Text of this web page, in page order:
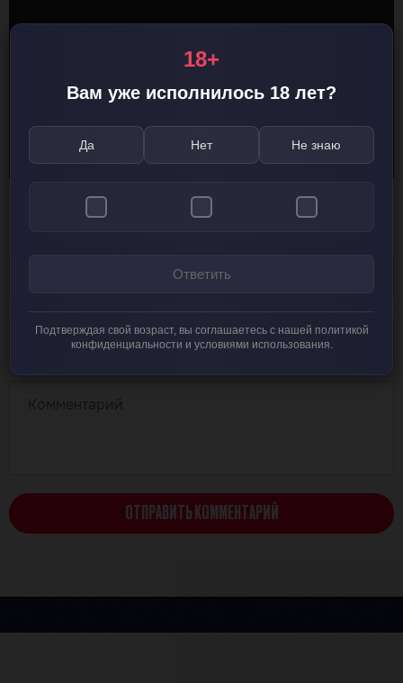
Добавить комментарий
ОТПРАВИТЬ КОММЕНТАРИЙ
18+
Вам уже исполнилось 18 лет?
Да Нет Не знаю
Ответить
Подтверждая свой возраст, вы соглашаетесь с нашей политикой
конфиденциальности и условиями использования.